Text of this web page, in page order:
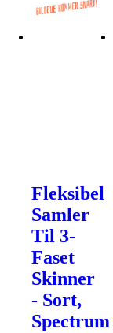
Fleksibel
Samler
Til 3-
Faset
Skinner
- Sort,
Spectrum